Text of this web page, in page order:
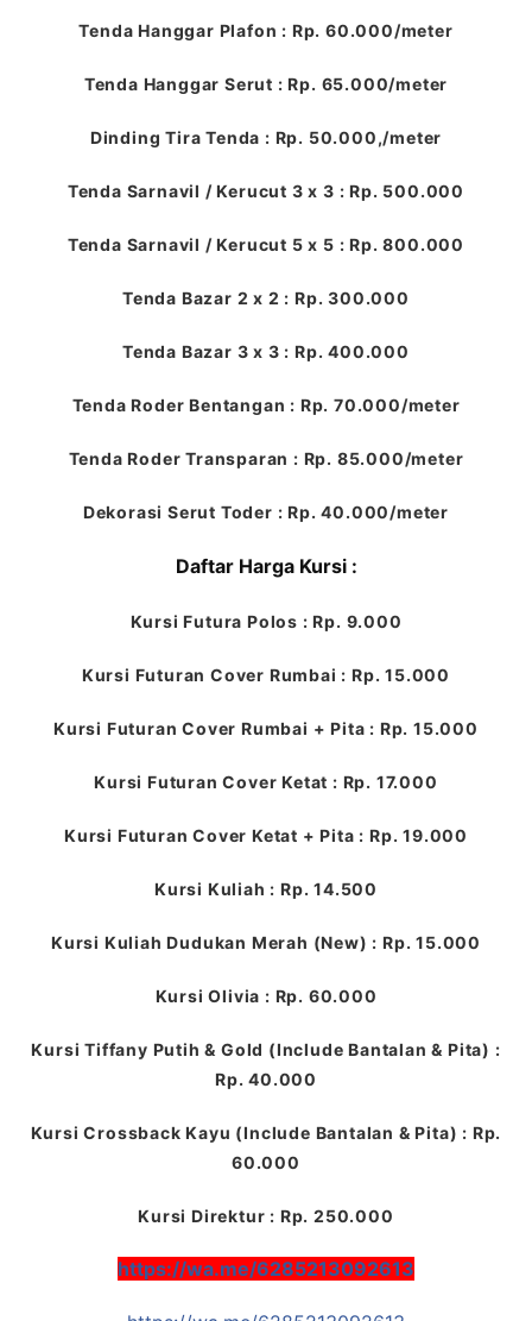
Tenda Hanggar Plafon : Rp. 60.000/meter
Tenda Hanggar Serut : Rp. 65.000/meter
Dinding Tira Tenda : Rp. 50.000,/meter
Tenda Sarnavil / Kerucut 3 x 3 : Rp. 500.000
Tenda Sarnavil / Kerucut 5 x 5 : Rp. 800.000
Tenda Bazar 2 x 2 : Rp. 300.000
Tenda Bazar 3 x 3 : Rp. 400.000
Tenda Roder Bentangan : Rp. 70.000/meter
Tenda Roder Transparan : Rp. 85.000/meter
Dekorasi Serut Toder : Rp. 40.000/meter
Daftar Harga Kursi :
Kursi Futura Polos : Rp. 9.000
Kursi Futuran Cover Rumbai : Rp. 15.000
Kursi Futuran Cover Rumbai + Pita : Rp. 15.000
Kursi Futuran Cover Ketat : Rp. 17.000
Kursi Futuran Cover Ketat + Pita : Rp. 19.000
Kursi Kuliah : Rp. 14.500
Kursi Kuliah Dudukan Merah (New) : Rp. 15.000
Kursi Olivia : Rp. 60.000
Kursi Tiffany Putih & Gold (Include Bantalan & Pita) :
Rp. 40.000
Kursi Crossback Kayu (Include Bantalan & Pita) : Rp.
60.000
Kursi Direktur : Rp. 250.000
https://wa.me/6285213092613